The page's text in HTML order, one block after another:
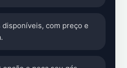
disponíveis, com preço e